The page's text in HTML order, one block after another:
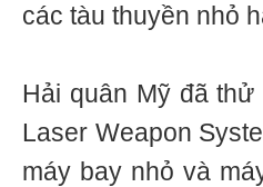
các tàu thuyền nhỏ
Hải quân Mỹ đã
Laser Weapon
máy bay nhỏ và